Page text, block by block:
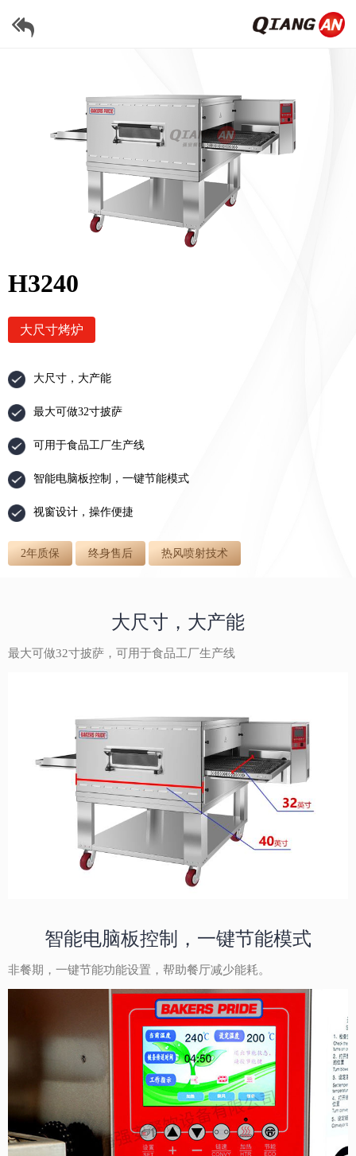
H3240
大尺寸烤炉
大尺寸，大产能
最大可做32寸披萨
可用于食品工厂生产线
智能电脑板控制，一键节能模式
视窗设计，操作便捷
2年质保 终身售后 热风喷射技术
大尺寸，大产能
最大可做32寸披萨，可用于食品工厂生产线
智能电脑板控制，一键节能模式
非餐期，一键节能功能设置，帮助餐厅减少能耗。